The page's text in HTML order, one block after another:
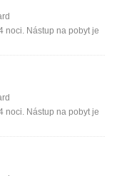
noci. Nástup na pobyt je
noci. Nástup na pobyt je